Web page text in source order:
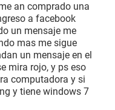
an comprado una
a facebook
un mensaje me
mas me sigue
un mensaje en el
mira rojo, y ps eso
computadora y si
y tiene windows 7